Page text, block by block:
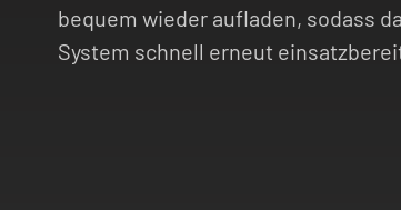
bequem wieder aufladen, sodass
System schnell erneut